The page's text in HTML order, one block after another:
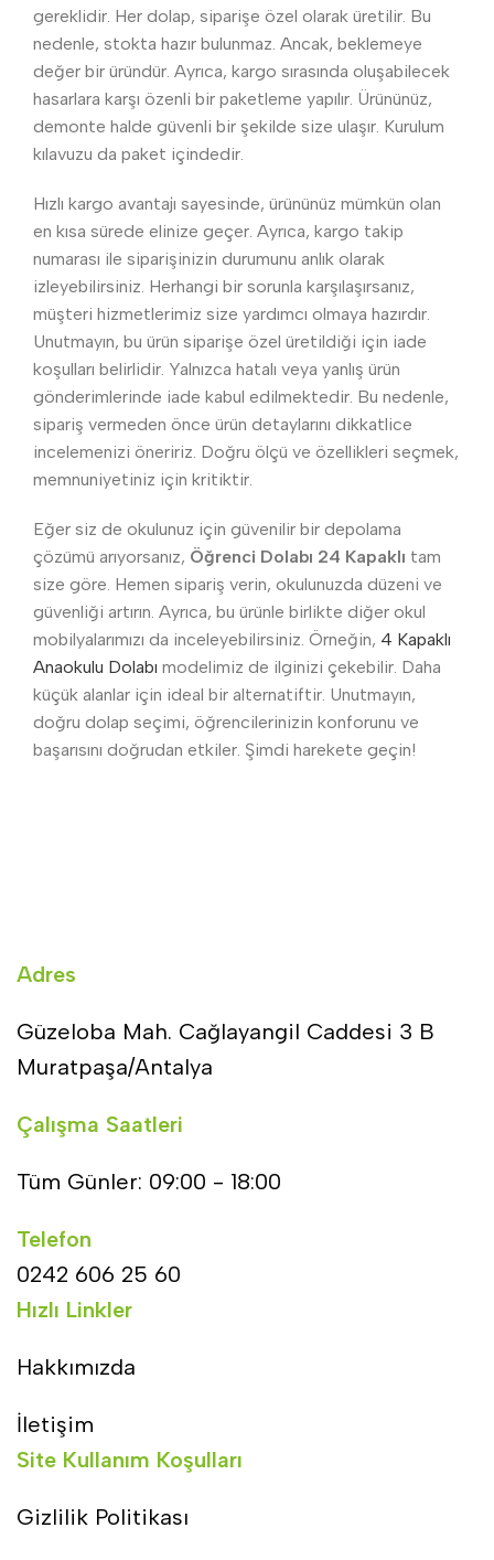
gereklidir. Her dolap, siparişe özel olarak üretilir. Bu
nedenle, stokta hazır bulunmaz. Ancak, beklemeye
değer bir üründür. Ayrıca, kargo sırasında oluşabilecek
hasarlara karşı özenli bir paketleme yapılır. Ürününüz,
demonte halde güvenli bir şekilde size ulaşır. Kurulum
kılavuzu da paket içindedir.
Hızlı kargo avantajı sayesinde, ürününüz mümkün olan
en kısa sürede elinize geçer. Ayrıca, kargo takip
numarası ile siparişinizin durumunu anlık olarak
izleyebilirsiniz. Herhangi bir sorunla karşılaşırsanız,
müşteri hizmetlerimiz size yardımcı olmaya hazırdır.
Unutmayın, bu ürün siparişe özel üretildiği için iade
koşulları belirlidir. Yalnızca hatalı veya yanlış ürün
gönderimlerinde iade kabul edilmektedir. Bu nedenle,
sipariş vermeden önce ürün detaylarını dikkatlice
incelemenizi öneririz. Doğru ölçü ve özellikleri seçmek,
memnuniyetiniz için kritiktir.
Eğer siz de okulunuz için güvenilir bir depolama
çözümü arıyorsanız, Öğrenci Dolabı 24 Kapaklı tam
size göre. Hemen sipariş verin, okulunuzda düzeni ve
güvenliği artırın. Ayrıca, bu ürünle birlikte diğer okul
mobilyalarımızı da inceleyebilirsiniz. Örneğin, 4 Kapaklı
Anaokulu Dolabı modelimiz de ilginizi çekebilir. Daha
küçük alanlar için ideal bir alternatiftir. Unutmayın,
doğru dolap seçimi, öğrencilerinizin konforunu ve
başarısını doğrudan etkiler. Şimdi harekete geçin!
Adres
Güzeloba Mah. Cağlayangil Caddesi 3 B
Muratpaşa/Antalya
Çalışma Saatleri
Tüm Günler: 09:00 - 18:00
Telefon
0242 606 25 60
Hızlı Linkler
Hakkımızda
İletişim
Site Kullanım Koşulları
Gizlilik Politikası